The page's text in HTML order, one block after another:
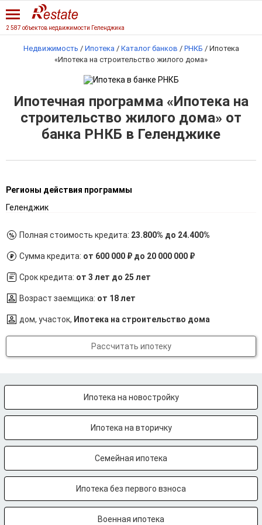
2 587 объектов недвижимости Геленджика
Недвижимость / Ипотека / Каталог банков / РНКБ / Ипотека
«Ипотека на строительство жилого дома»
Ипотечная программа «Ипотека на
строительство жилого дома» от
банка РНКБ в Геленджике
Регионы действия программы
Геленджик
Полная стоимость кредита: 23.800% до 24.400%
Сумма кредита: от 600 000 ₽ до 20 000 000 ₽
Срок кредита: от 3 лет до 25 лет
Возраст заемщика: от 18 лет
дом, участок, Ипотека на строительство дома
Рассчитать ипотеку
Ипотека на новостройку
Ипотека на вторичку
Семейная ипотека
Ипотека без первого взноса
Военная ипотека